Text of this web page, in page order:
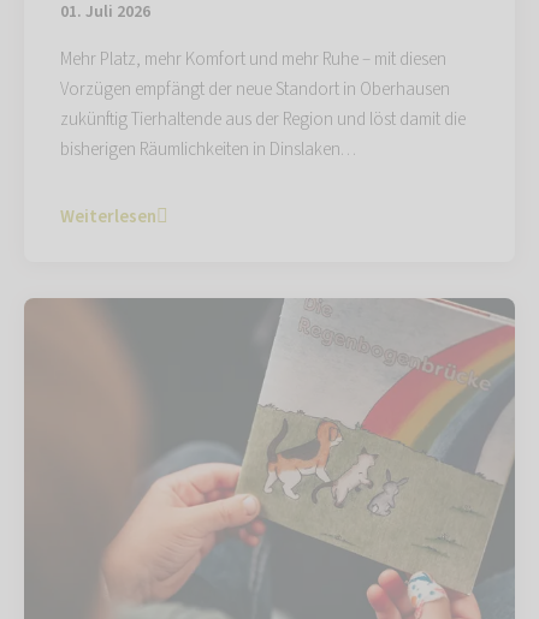
01. Juli 2026
Mehr Platz, mehr Komfort und mehr Ruhe – mit diesen
Vorzügen empfängt der neue Standort in Oberhausen
zukünftig Tierhaltende aus der Region und löst damit die
bisherigen Räumlichkeiten in Dinslaken…
Weiterlesen